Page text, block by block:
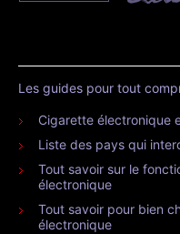
Les guides pour tout
Cigarette électronique
Liste des pays qui
Tout savoir sur le
électronique
Tout savoir pour bien
électronique